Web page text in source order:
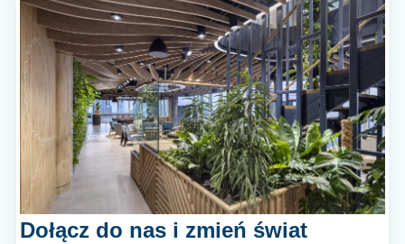
Dołącz do nas i zmień świat